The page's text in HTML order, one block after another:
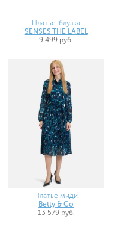
Платье-блузка
SENSES.THE LABEL
9 499 руб.
Платье миди
Betty & Co
13 579 руб.